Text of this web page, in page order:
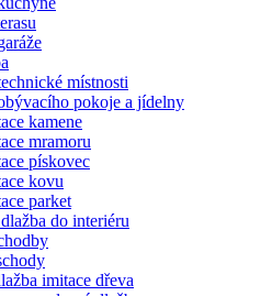
místnosti
pokoje a jídelny
kamene
mramoru
pískovec
kovu
parket
do interiéru
imitace dřeva